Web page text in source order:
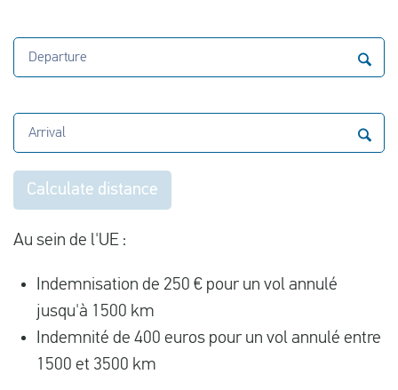
Departure
Arrival
Calculate distance
Au sein de l'UE :
Indemnisation de 250 € pour un vol annulé
jusqu'à 1500 km
Indemnité de 400 euros pour un vol annulé entre
1500 et 3500 km